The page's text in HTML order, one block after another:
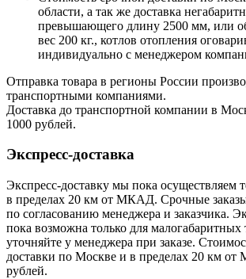
области, а так же доставка
превышающего длину 2500 мм, или
вес 200 кг., котлов отопления
индивидуально с менеджером
Отправка товара в регионы России
транспортными компаниями.
Доставка до транспортной компании в
1000 рублей.
Экспресс-доставка
Экспресс-доставку мы пока осуществляем
в пределах 20 км от МКАД. Срочные
по согласованию менеджера и заказчика.
пока возможна только для малогабаритных
уточняйте у менеджера при заказе.
доставки по Москве и в пределах 20 км
рублей.